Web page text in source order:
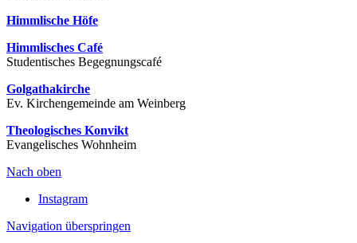
Himmlische Höfe
Himmlisches Café
Studentisches Begegnungscafé
Golgathakirche
Ev. Kirchengemeinde am Weinberg
Theologisches Konvikt
Evangelisches Wohnheim
Nach oben
Instagram
Navigation überspringen